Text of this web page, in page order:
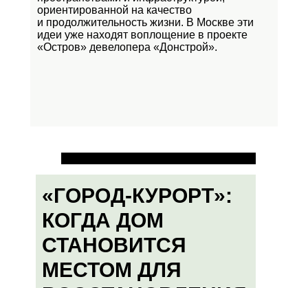
ориентированной на качество
и продолжительность жизни. В Москве эти
идеи уже находят воплощение в проекте
«Остров» девелопера «Донстрой».
«ГОРОД-КУРОРТ»:
КОГДА ДОМ
СТАНОВИТСЯ
МЕСТОМ ДЛЯ